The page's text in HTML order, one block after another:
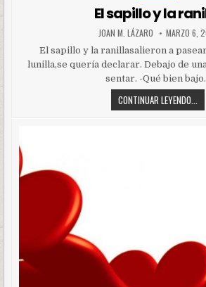
in
El sapillo y la
JOAN M. LÁZARO MARZO 6,
El sapillo y la ranillasalieron a
lunilla,se quería declarar. Debajo de
sentar. -Qué bien
CONTINUAR LEYENDO...